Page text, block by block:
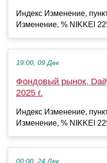
Индекс Изменение,
Изменение, % NIKKEI
19:00, 09 Дек
Фондовый рынок,
2025 г.
Индекс Изменение,
Изменение, % NIKKEI
00:00, 24 Дек